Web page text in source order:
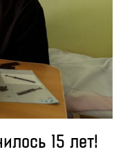
15 лет!